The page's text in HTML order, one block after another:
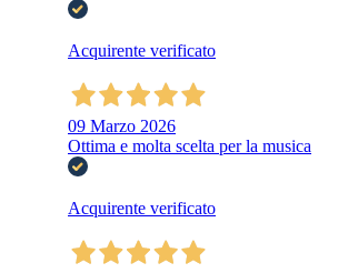
Acquirente verificato
09 Marzo 2026
Ottima e molta scelta per la musica
Acquirente verificato